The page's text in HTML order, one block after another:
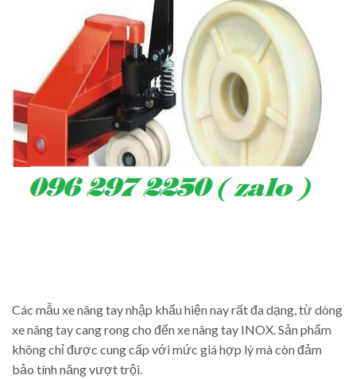
Các mẫu xe nâng tay nhập khẩu hiện nay rất đa dạng, từ dòng
xe nâng tay cang rong cho đến xe nâng tay INOX. Sản phẩm
không chỉ được cung cấp với mức giá hợp lý mà còn đảm
bảo tính năng vượt trội.